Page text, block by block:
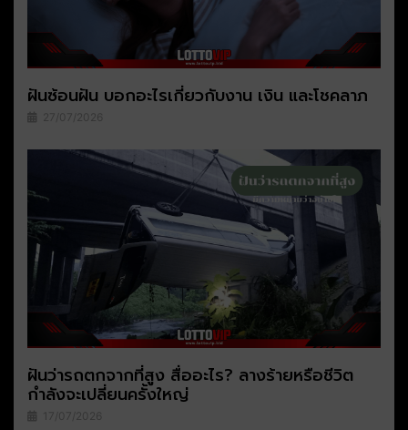
ฝันซ้อนฝัน บอกอะไรเกี่ยวกับงาน เงิน และโชคลาภ
27/07/2026
ฝันว่ารถตกจากที่สูง สื่ออะไร? ลางร้ายหรือชีวิต
กำลังจะเปลี่ยนครั้งใหญ่
17/07/2026